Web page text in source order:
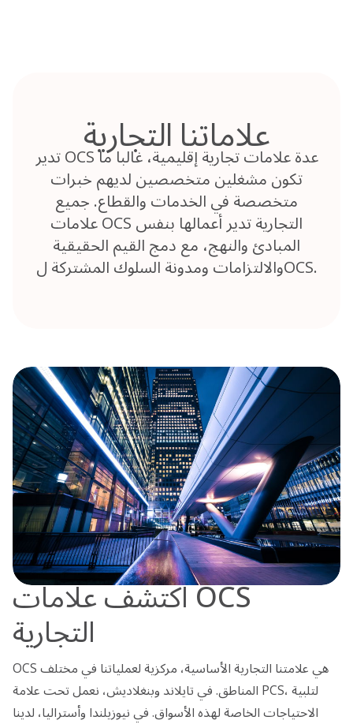
علاماتنا التجارية
تدير OCS عدة علامات تجارية إقليمية، غالبا ما
تكون مشغلين متخصصين لديهم خبرات
متخصصة في الخدمات والقطاع. جميع
علامات OCS التجارية تدير أعمالها بنفس
المبادئ والنهج، مع دمج القيم الحقيقية
والالتزامات ومدونة السلوك المشتركة لOCS.
اكتشف علامات OCS
التجارية
OCS هي علامتنا التجارية الأساسية، مركزية لعملياتنا في مختلف
المناطق. في تايلاند وبنغلاديش، نعمل تحت علامة PCS، لتلبية
الاحتياجات الخاصة لهذه الأسواق. في نيوزيلندا وأستراليا، لدينا